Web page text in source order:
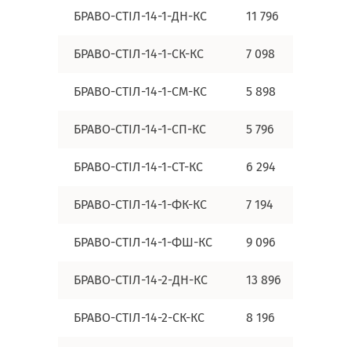
БРАВО-СТІЛ-14-1-ДН-КС 11 796
БРАВО-СТІЛ-14-1-СК-КС 7 098
БРАВО-СТІЛ-14-1-СМ-КС 5 898
БРАВО-СТІЛ-14-1-СП-КС 5 796
БРАВО-СТІЛ-14-1-СТ-КС 6 294
БРАВО-СТІЛ-14-1-ФК-КС 7 194
БРАВО-СТІЛ-14-1-ФШ-КС 9 096
БРАВО-СТІЛ-14-2-ДН-КС 13 896
БРАВО-СТІЛ-14-2-СК-КС 8 196